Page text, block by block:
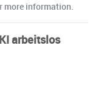
more information.
arbeitslos